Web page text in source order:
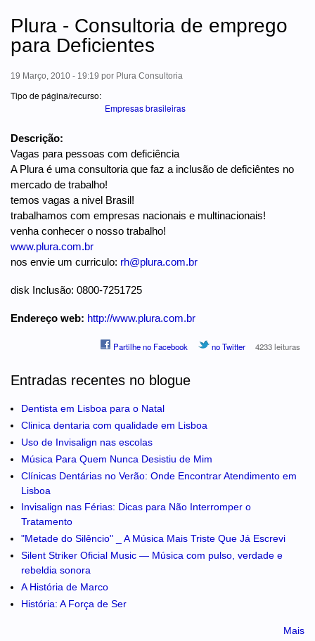
Plura - Consultoria de emprego
para Deficientes
19 Março, 2010 - 19:19 por Plura Consultoria
Tipo de página/recurso:
Empresas brasileiras
Descrição:
Vagas para pessoas com deficiência
A Plura é uma consultoria que faz a inclusão de deficiêntes no
mercado de trabalho!
temos vagas a nivel Brasil!
trabalhamos com empresas nacionais e multinacionais!
venha conhecer o nosso trabalho!
www.plura.com.br
nos envie um curriculo: rh@plura.com.br
disk Inclusão: 0800-7251725
Endereço web: http://www.plura.com.br
Partilhe no Facebook no Twitter 4233 leituras
Entradas recentes no blogue
Dentista em Lisboa para o Natal
Clinica dentaria com qualidade em Lisboa
Uso de Invisalign nas escolas
Música Para Quem Nunca Desistiu de Mim
Clínicas Dentárias no Verão: Onde Encontrar Atendimento em
Lisboa
Invisalign nas Férias: Dicas para Não Interromper o
Tratamento
"Metade do Silêncio" _ A Música Mais Triste Que Já Escrevi
Silent Striker Oficial Music — Música com pulso, verdade e
rebeldia sonora
A História de Marco
História: A Força de Ser
Mais